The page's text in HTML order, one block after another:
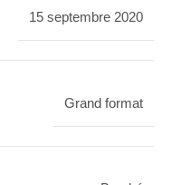
15 septembre 2020
Grand format